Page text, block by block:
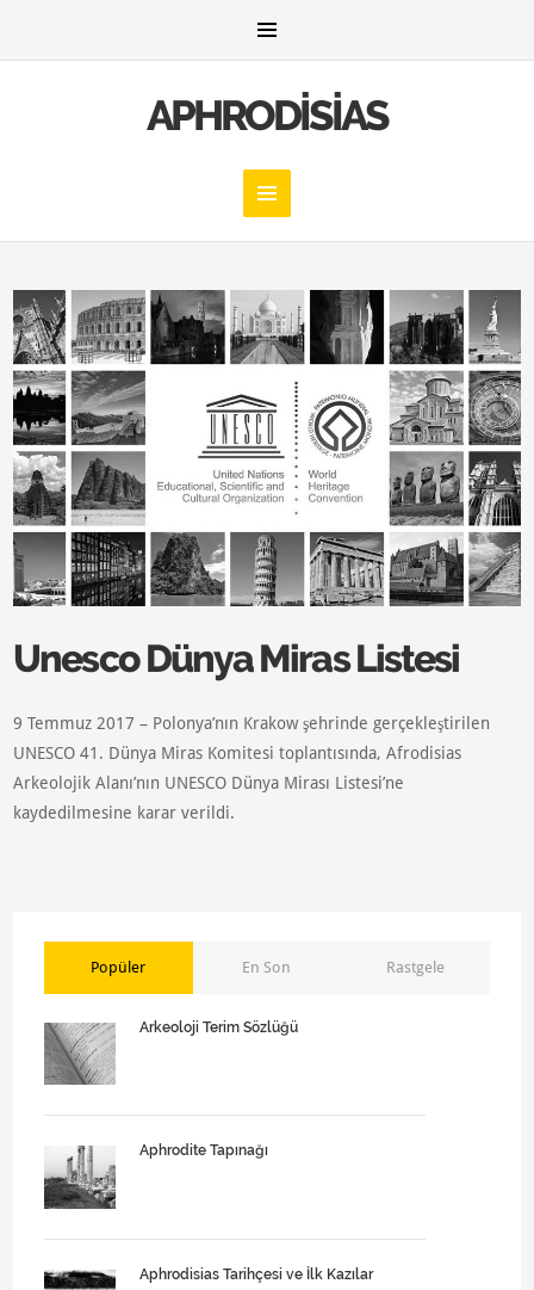
APHRODISIAS
Unesco Dünya Miras Listesi
9 Temmuz 2017 – Polonya’nın Krakow şehrinde gerçekleştirilen
UNESCO 41. Dünya Miras Komitesi toplantısında, Afrodisias
Arkeolojik Alanı’nın UNESCO Dünya Mirası Listesi’ne
kaydedilmesine karar verildi.
Popüler En Son Rastgele
Arkeoloji Terim Sözlüğü
Aphrodite Tapınağı
Aphrodisias Tarihçesi ve İlk Kazılar